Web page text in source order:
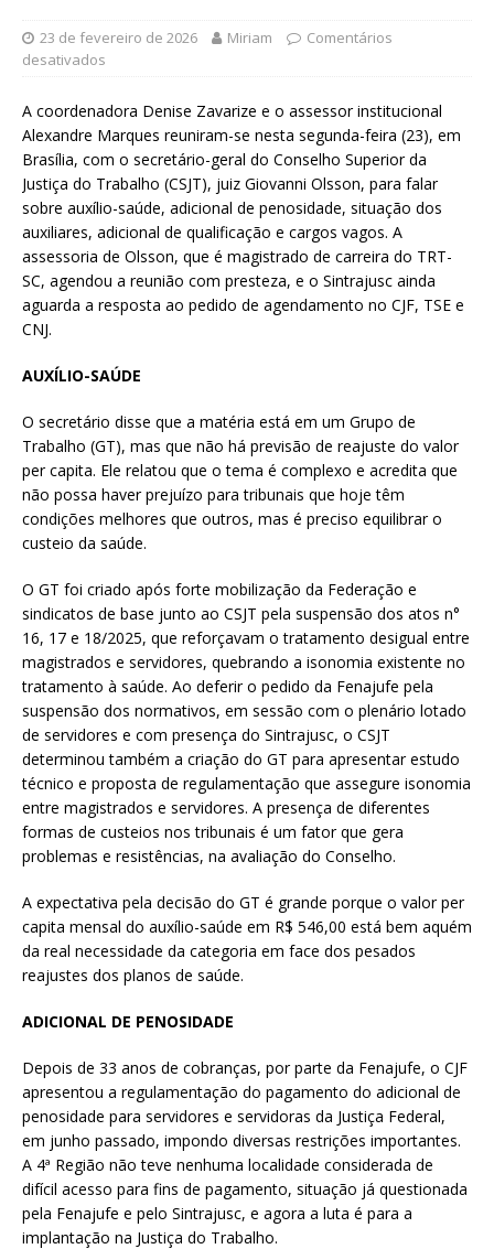
23 de fevereiro de 2026 Miriam
Comentários
desativados
A coordenadora Denise Zavarize e o assessor institucional
Alexandre Marques reuniram-se nesta segunda-feira (23), em
Brasília, com o secretário-geral do Conselho Superior da
Justiça do Trabalho (CSJT), juiz Giovanni Olsson, para falar
sobre auxílio-saúde, adicional de penosidade, situação dos
auxiliares, adicional de qualificação e cargos vagos. A
assessoria de Olsson, que é magistrado de carreira do TRT-
SC, agendou a reunião com presteza, e o Sintrajusc ainda
aguarda a resposta ao pedido de agendamento no CJF, TSE e
CNJ.
AUXÍLIO-SAÚDE
O secretário disse que a matéria está em um Grupo de
Trabalho (GT), mas que não há previsão de reajuste do valor
per capita. Ele relatou que o tema é complexo e acredita que
não possa haver prejuízo para tribunais que hoje têm
condições melhores que outros, mas é preciso equilibrar o
custeio da saúde.
O GT foi criado após forte mobilização da Federação e
sindicatos de base junto ao CSJT pela suspensão dos atos n°
16, 17 e 18/2025, que reforçavam o tratamento desigual entre
magistrados e servidores, quebrando a isonomia existente no
tratamento à saúde. Ao deferir o pedido da Fenajufe pela
suspensão dos normativos, em sessão com o plenário lotado
de servidores e com presença do Sintrajusc, o CSJT
determinou também a criação do GT para apresentar estudo
técnico e proposta de regulamentação que assegure isonomia
entre magistrados e servidores. A presença de diferentes
formas de custeios nos tribunais é um fator que gera
problemas e resistências, na avaliação do Conselho.
A expectativa pela decisão do GT é grande porque o valor per
capita mensal do auxílio-saúde em R$ 546,00 está bem aquém
da real necessidade da categoria em face dos pesados
reajustes dos planos de saúde.
ADICIONAL DE PENOSIDADE
Depois de 33 anos de cobranças, por parte da Fenajufe, o CJF
apresentou a regulamentação do pagamento do adicional de
penosidade para servidores e servidoras da Justiça Federal,
em junho passado, impondo diversas restrições importantes.
A 4ª Região não teve nenhuma localidade considerada de
difícil acesso para fins de pagamento, situação já questionada
pela Fenajufe e pelo Sintrajusc, e agora a luta é para a
implantação na Justiça do Trabalho.